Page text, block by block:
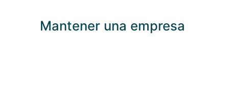
Mantener una empresa